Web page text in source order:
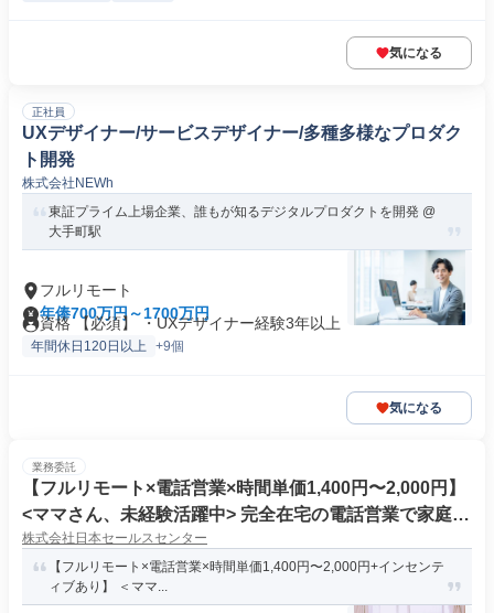
気になる
正社員
UXデザイナー/サービスデザイナー/多種多様なプロダク
ト開発
株式会社NEWh
東証プライム上場企業、誰もが知るデジタルプロダクトを開発 @
大手町駅
フルリモート
年俸700万円～1700万円
資格 【必須】 ・UXデザイナー経験3年以上
年間休日120日以上 +9個
気になる
業務委託
【フルリモート×電話営業×時間単価1,400円〜2,000円】
<ママさん、未経験活躍中> 完全在宅の電話営業で家庭と
仕事の両立を実現
株式会社日本セールスセンター
【フルリモート×電話営業×時間単価1,400円〜2,000円+インセンテ
ィブあり】 ＜ママ...